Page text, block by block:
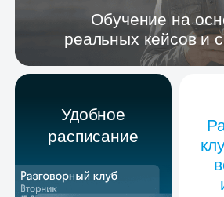
образования в России
и СНГ*
* По версииSmart Ranking , 2025 г.